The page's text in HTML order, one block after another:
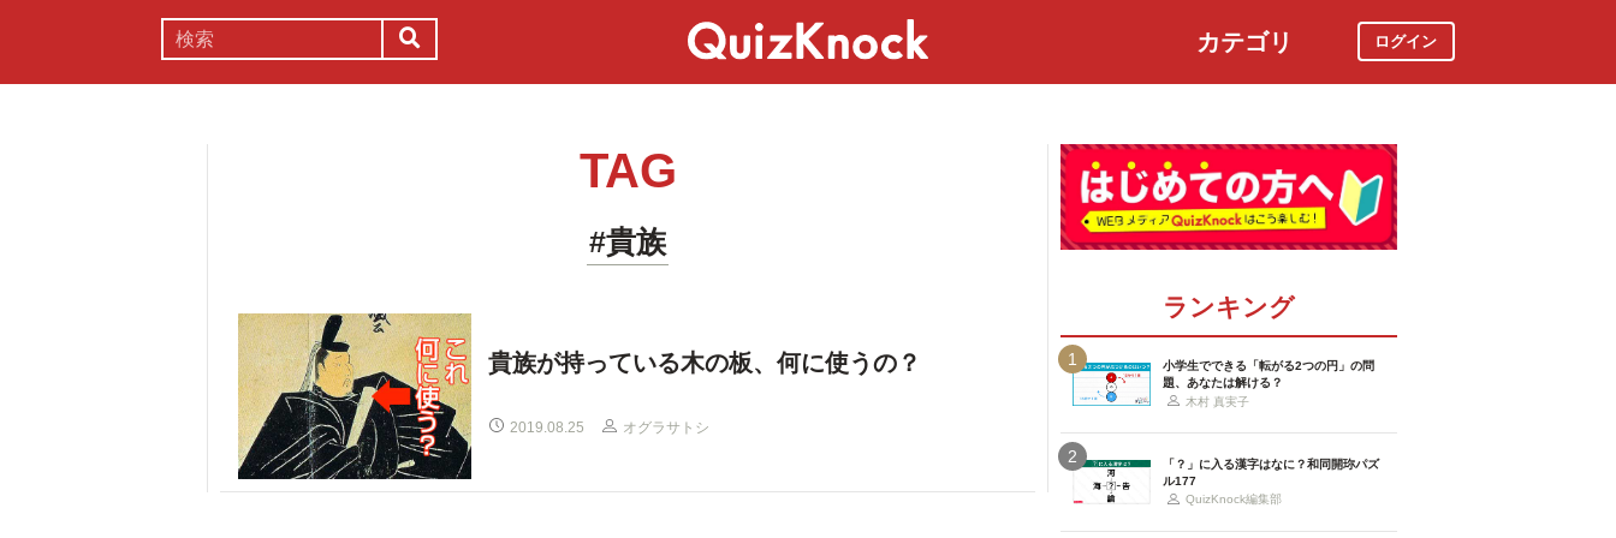
カテゴリ ログイン
TAG
#貴族
貴族が持っている木の板、何に使うの？
2019.08.25 オグラサトシ
ランキング
1
小学生でできる「転がる2つの円」の問
題、あなたは解ける？
木村 真実子
2
「？」に入る漢字はなに？和同開珎パズ
ル177
QuizKnock編集部